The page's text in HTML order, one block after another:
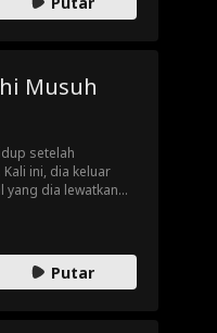
Musuh
setelah
ini, dia keluar
yang dia lewatkan
Putar